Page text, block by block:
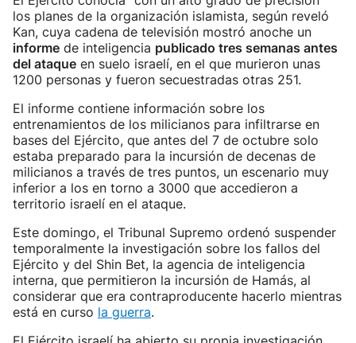
los planes de la organización islamista, según reveló
Kan, cuya cadena de televisión mostró anoche un
informe de inteligencia publicado tres semanas antes
del ataque en suelo israelí, en el que murieron unas
1200 personas y fueron secuestradas otras 251.
El informe contiene información sobre los
entrenamientos de los milicianos para infiltrarse en
bases del Ejército, que antes del 7 de octubre solo
estaba preparado para la incursión de decenas de
milicianos a través de tres puntos, un escenario muy
inferior a los en torno a 3000 que accedieron a
territorio israelí en el ataque.
Este domingo, el Tribunal Supremo ordenó suspender
temporalmente la investigación sobre los fallos del
Ejército y del Shin Bet, la agencia de inteligencia
interna, que permitieron la incursión de Hamás, al
considerar que era contraproducente hacerlo mientras
está en curso la guerra.